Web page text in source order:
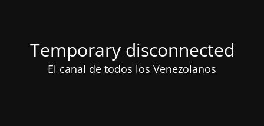
Temporary disconnected
El canal de todos los Venezolanos